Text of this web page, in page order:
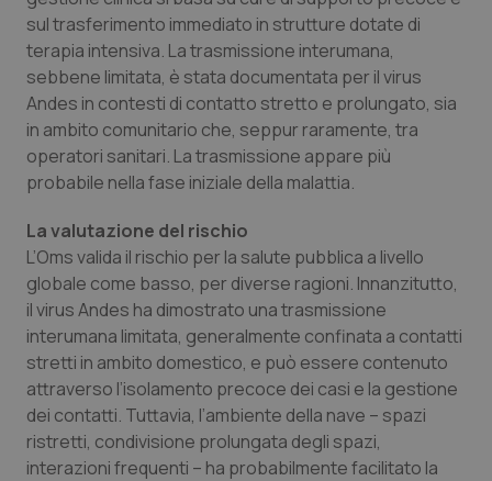
Salute orale & impianti
Sangue & coagulazione
Tiroide
Tumore ovarico
Tumori del Polmone & Testa Collo
Tumori gastrointestinali
Ulcera & Reflusso
sul trasferimento immediato in strutture dotate di
terapia intensiva. La trasmissione interumana,
sebbene limitata, è stata documentata per il virus
Andes in contesti di contatto stretto e prolungato, sia
in ambito comunitario che, seppur raramente, tra
operatori sanitari. La trasmissione appare più
probabile nella fase iniziale della malattia.
La valutazione del rischio
L’Oms valida il rischio per la salute pubblica a livello
globale come basso, per diverse ragioni. Innanzitutto,
il virus Andes ha dimostrato una trasmissione
interumana limitata, generalmente confinata a contatti
stretti in ambito domestico, e può essere contenuto
attraverso l’isolamento precoce dei casi e la gestione
dei contatti. Tuttavia, l’ambiente della nave – spazi
ristretti, condivisione prolungata degli spazi,
interazioni frequenti – ha probabilmente facilitato la